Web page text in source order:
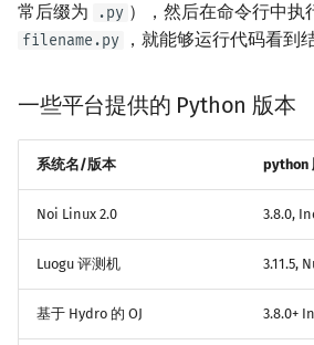
参考文档
常后缀为
.py ），然后在命令行中执
filename.py
，就能够运行代码看到
一些平台提供的 Python 版本
系统名/版本 python
Noi Linux 2.0 3.8.0,
Luogu 评测机 3.11.5,
基于 Hydro 的 OJ 3.8.0+